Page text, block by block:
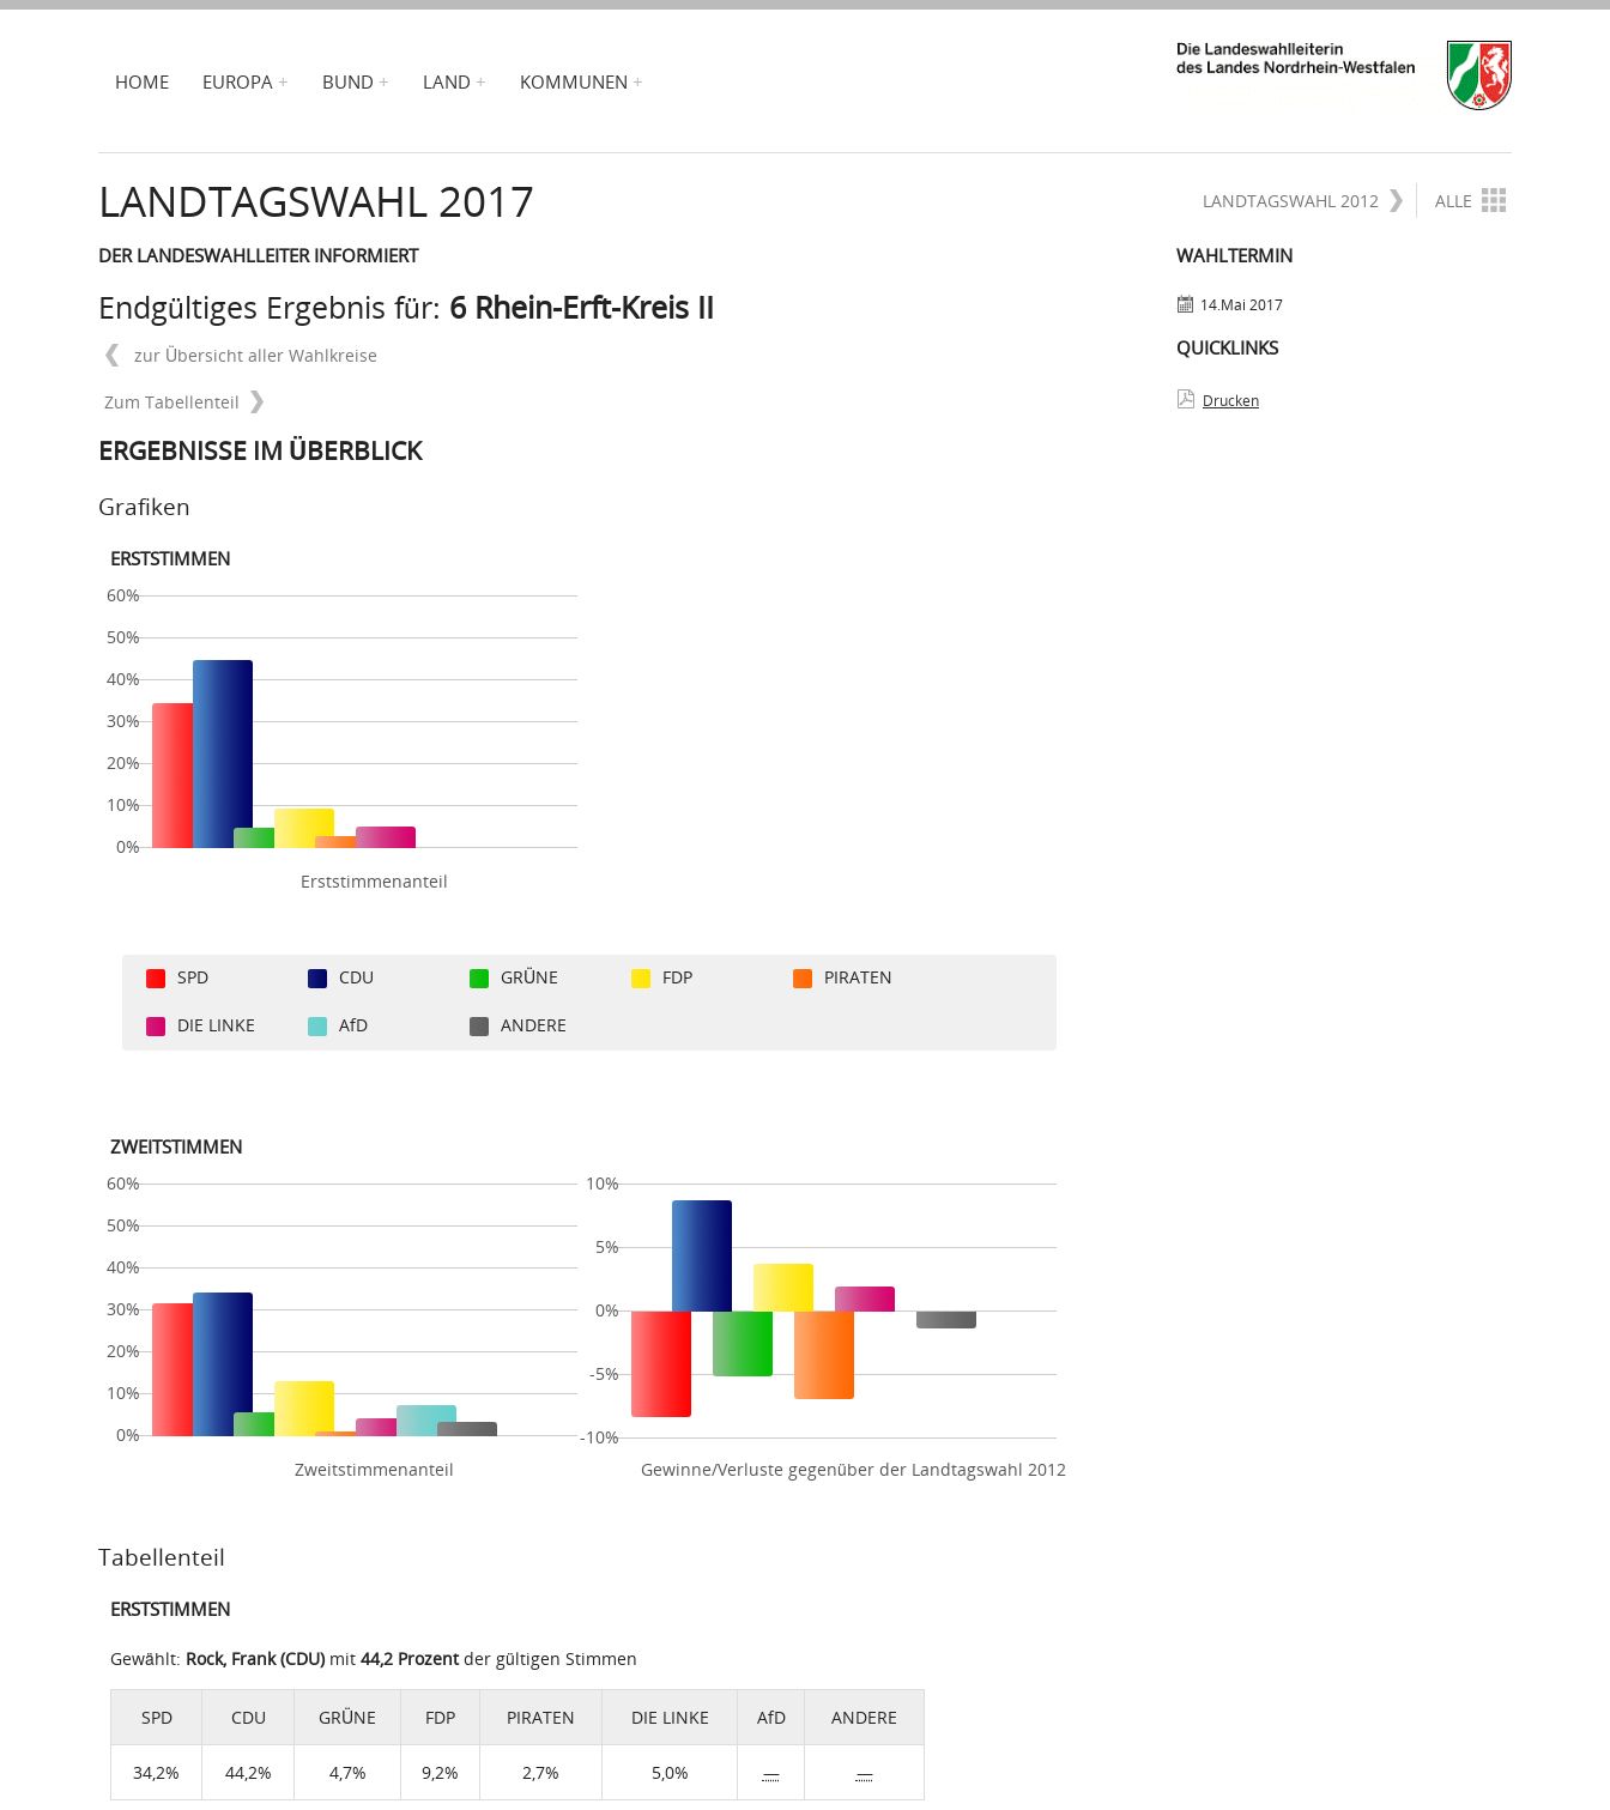
HOME EUROPA BUND LAND KOMMUNEN
LANDTAGSWAHL 2017 LANDTAGSWAHL 2012 ALLE
DER LANDESWAHLLEITER INFORMIERT
Endgültiges Ergebnis für: 6 Rhein-Erft-Kreis II
zur Übersicht aller Wahlkreise
Zum Tabellenteil
WAHLTERMIN
14.Mai 2017
QUICKLINKS
Drucken
ERGEBNISSE IM ÜBERBLICK
Grafiken
ERSTSTIMMEN
Erststimmenanteil
60%
50%
40%
30%
20%
10%
0%
SPD CDU GRÜNE FDP PIRATEN
DIE LINKE AfD ANDERE
ZWEITSTIMMEN
Zweitstimmenanteil
60%
50%
40%
30%
20%
10%
0%
Gewinne/Verluste gegenüber der Landtagswahl 2012
10%
5%
0%
-5%
-10%
Tabellenteil
ERSTSTIMMEN
Gewählt: Rock, Frank (CDU)mit 44,2 Prozentder gültigen Stimmen
SPD CDU GRÜNE FDP PIRATEN DIE LINKE AfD ANDERE
34,2% 44,2% 4,7% 9,2% 2,7% 5,0% — —